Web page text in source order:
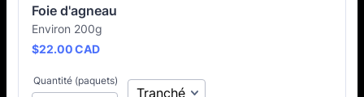
Foie d'agneau
Environ 200g
$22.00 CAD
$22.00CAD
Quantité (paquets)